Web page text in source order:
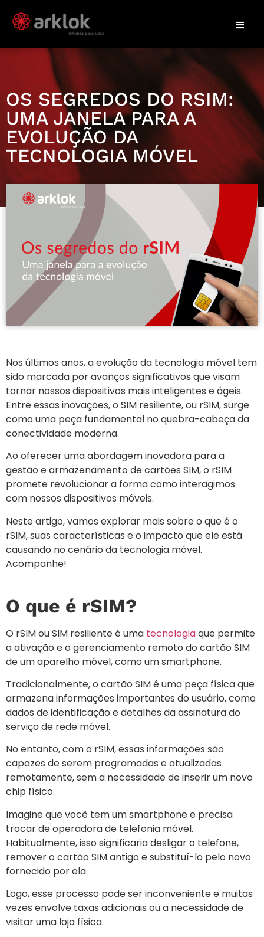
OS SEGREDOS DO RSIM:
UMA JANELA PARA A
EVOLUÇÃO DA
TECNOLOGIA MÓVEL
Nos últimos anos, a evolução da tecnologia móvel tem
sido marcada por avanços significativos que visam
tornar nossos dispositivos mais inteligentes e ágeis.
Entre essas inovações, o SIM resiliente, ou rSIM, surge
como uma peça fundamental no quebra-cabeça da
conectividade moderna.
Ao oferecer uma abordagem inovadora para a
gestão e armazenamento de cartões SIM, o rSIM
promete revolucionar a forma como interagimos
com nossos dispositivos móveis.
Neste artigo, vamos explorar mais sobre o que é o
rSIM, suas características e o impacto que ele está
causando no cenário da tecnologia móvel.
Acompanhe!
O que é rSIM?
O rSIM ou SIM resiliente é uma tecnologiaque permite
a ativação e o gerenciamento remoto do cartão SIM
de um aparelho móvel, como um smartphone.
Tradicionalmente, o cartão SIM é uma peça física que
armazena informações importantes do usuário, como
dados de identificação e detalhes da assinatura do
serviço de rede móvel.
No entanto, com o rSIM, essas informações são
capazes de serem programadas e atualizadas
remotamente, sem a necessidade de inserir um novo
chip físico.
Imagine que você tem um smartphone e precisa
trocar de operadora de telefonia móvel.
Habitualmente, isso significaria desligar o telefone,
remover o cartão SIM antigo e substituí-lo pelo novo
fornecido por ela.
Logo, esse processo pode ser inconveniente e muitas
vezes envolve taxas adicionais ou a necessidade de
visitar uma loja física.